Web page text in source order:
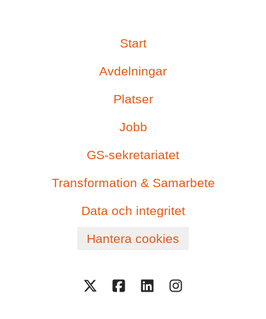
Start
Avdelningar
Platser
Jobb
GS-sekretariatet
Transformation & Samarbete
Data och integritet
Hantera cookies